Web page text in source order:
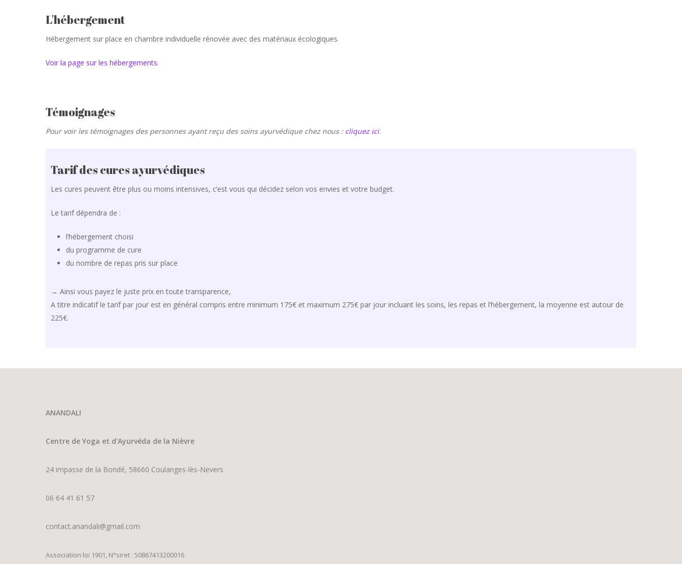
L'hébergement
Hébergement sur place en chambre individuelle rénovée avec des matériaux écologiques.
Voir la page sur les hébergements.
Témoignages
Pour voir les témoignages des personnes ayant reçu des soins ayurvédique chez nous : cliquez ici.
Tarif des cures ayurvédiques
Les cures peuvent être plus ou moins intensives, c’est vous qui décidez selon vos envies et votre budget.
Le tarif dépendra de :
l’hébergement choisi
du programme de cure
du nombre de repas pris sur place
→ Ainsi vous payez le juste prix en toute transparence,
A titre indicatif le tarif par jour est en général compris entre minimum 175€ et maximum 275€ par jour incluant les soins, les repas et l’hébergement, la moyenne est autour de
225€.
ANANDALI
Centre de Yoga et d'Ayurvéda de la Nièvre
24 impasse de la Bondé, 58660 Coulanges-lès-Nevers
06 64 41 61 57
contact.anandali@gmail.com
Association loi 1901, N°siret : 50867413200016